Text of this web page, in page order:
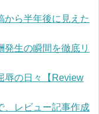
から半年後に見えた
生の瞬間を徹底リ
辱の日々【Review
、レビュー記事作成